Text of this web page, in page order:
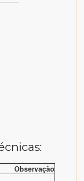
Observação